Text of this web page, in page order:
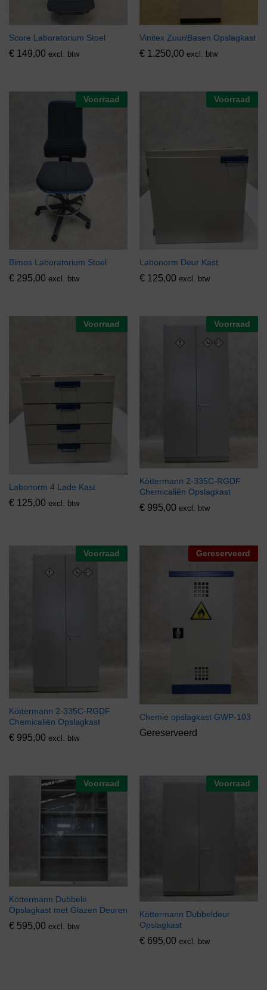
Score Laboratorium Stoel
€ 149,00 excl. btw
Vinitex Zuur/Basen Opslagkast
€ 1.250,00 excl. btw
Voorraad
Bimos Laboratorium Stoel
€ 295,00 excl. btw
Voorraad
Labonorm Deur Kast
€ 125,00 excl. btw
Voorraad
Labonorm 4 Lade Kast
€ 125,00 excl. btw
Voorraad
Köttermann 2-335C-RGDF
Chemicaliën Opslagkast
€ 995,00 excl. btw
Voorraad
Köttermann 2-335C-RGDF
Chemicaliën Opslagkast
€ 995,00 excl. btw
Gereserveerd
Chemie opslagkast GWP-103
Gereserveerd
Voorraad
Köttermann Dubbele
Opslagkast met Glazen Deuren
€ 595,00 excl. btw
Voorraad
Köttermann Dubbeldeur
Opslagkast
€ 695,00 excl. btw